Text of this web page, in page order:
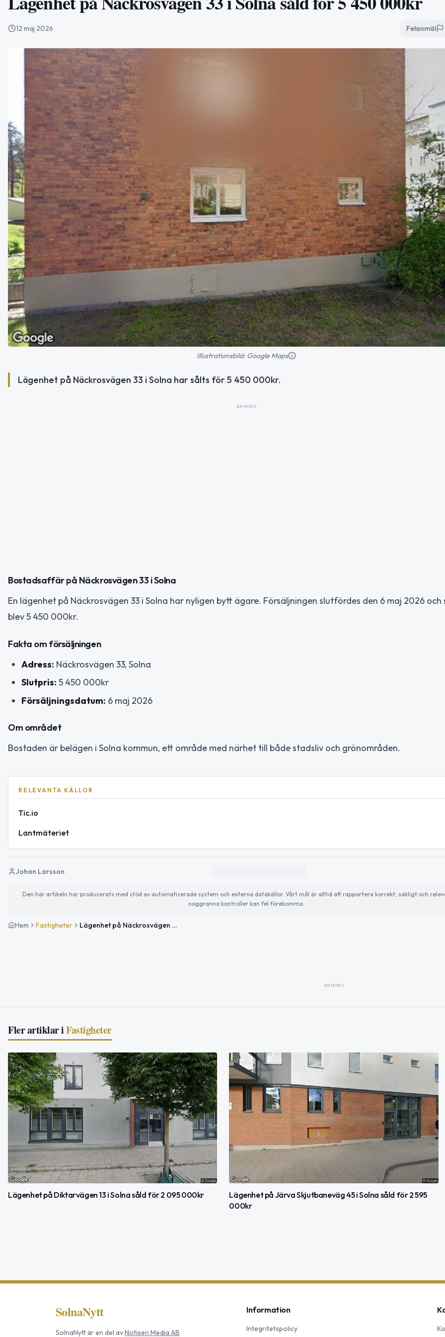
12 maj 2026 Felanmäl
Illustrationsbild: Google Maps
Lägenhet på Näckrosvägen 33 i Solna har sålts för 5 450 000kr.
ANNONS
Bostadsaffär på Näckrosvägen 33 i Solna
En lägenhet på Näckrosvägen 33 i Solna har nyligen bytt ägare. Försäljningen slutfördes den 6 maj 2026
blev 5 450 000kr.
Fakta om försäljningen
Adress: Näckrosvägen 33, Solna
Slutpris: 5 450 000kr
Försäljningsdatum: 6 maj 2026
Om området
Bostaden är belägen i Solna kommun, ett område med närhet till både stadsliv och grönområden.
RELEVANTA KÄLLOR
Tic.io
Lantmäteriet
Johan Larsson
Den här artikeln har producerats med stöd av automatiserade system och externa datakällor. Vårt mål är alltid att rapportera korrekt, sakligt och
noggranna kontroller kan fel förekomma.
Hem Fastigheter Lägenhet på Näckrosvägen 33 i Solna såld för 5 450 000kr
ANNONS
Fler artiklar iFastigheter
Lägenhet på Diktarvägen 13 i Solna såld för 2 095 000kr
Lägenhet på Järva Skjutbaneväg 45 i Solna såld för 2 595
000kr
SolnaNytt
SolnaNyttär en del avNotisen Media AB
Information
Integritetspolicy